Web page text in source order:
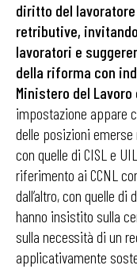
diritto del
retributive,
lavoratori e
della riforma con
Ministero del
impostazione appare
delle posizioni
con quelle di CISL e
riferimento ai CCNL
dall’altro, con quelle
hanno insistito sulla
sulla necessità di un
applicativamente